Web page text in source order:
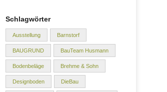
Schlagwörter
Ausstellung Barnstorf
BAUGRUND BauTeam Husmann
Bodenbeläge Brehme & Sohn
Designboden DieBau